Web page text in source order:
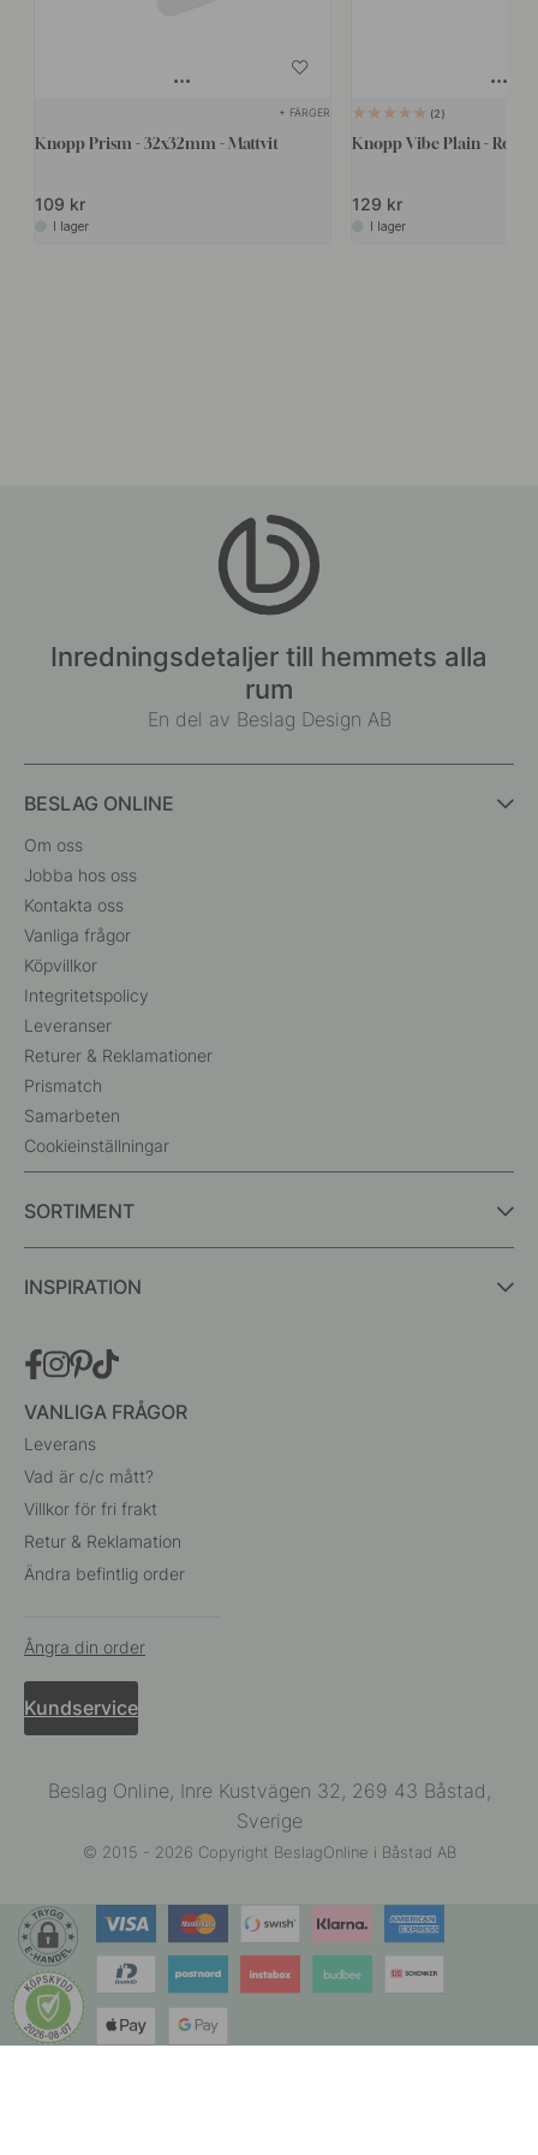
+ FÄRGER
Knopp Prism - 32x32mm - Mattvit
109 kr
I lager
2
Knopp Vibe Plain -
129 kr
I lager
Inredningsdetaljer till hemmets alla
rum
En del av Beslag Design AB
BESLAG ONLINE
Om oss
Jobba hos oss
Kontakta oss
Vanliga frågor
Köpvillkor
Integritetspolicy
Leveranser
Returer & Reklamationer
Prismatch
Samarbeten
Cookieinställningar
SORTIMENT
INSPIRATION
VANLIGA FRÅGOR
Leverans
Vad är c/c mått?
Villkor för fri frakt
Retur & Reklamation
Ändra befintlig order
Ångra din order
Kundservice
Beslag Online, Inre Kustvägen 32, 269 43 Båstad,
Sverige
© 2015 - 2026 Copyright BeslagOnline i Båstad AB